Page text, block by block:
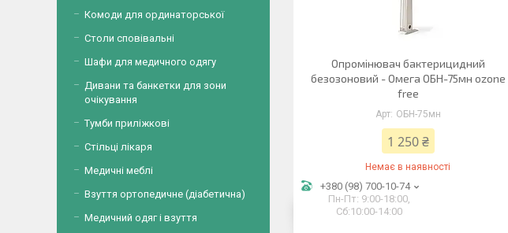
Опромінювач бактерицидний
безозоновий - Омега ОБН-75мн ozone
free
ОБН-75мн
1 250 ₴
Немає в наявності
+380 (98) 700-10-74
Пн-Пт: 9:00-18:00,
Сб:10:00-14:00
Комоди для ординаторської
Столи сповівальні
Шафи для медичного одягу
Дивани та банкетки для зони
очікування
Тумби приліжкові
Стільці лікаря
Медичні меблі
Взуття ортопедичне (діабетична)
Медичний одяг і взуття